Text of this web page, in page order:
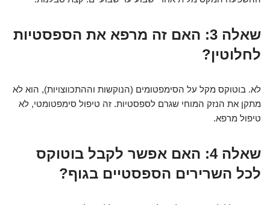
שאלה 3: האם זה מרפא את הספסטיות
לחלוטין?
לא. בוטוקס מקל על הסימפטומים (הנוקשות וההתכווצויות), הוא לא
מתקן את הנזק המוחי שגרם לספסטיות. זה טיפול סימפטומטי, לא
טיפול מרפא.
שאלה 4: האם אפשר לקבל בוטוקס
לכל השרירים הספסטיים בגוף?